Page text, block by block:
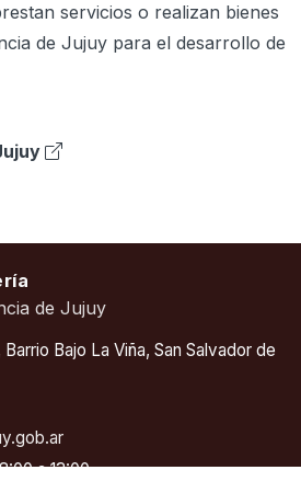
servicios o realizan bienes
de Jujuy para el desarrollo de
de Jujuy
Bajo La Viña, San Salvador de
a 13:00